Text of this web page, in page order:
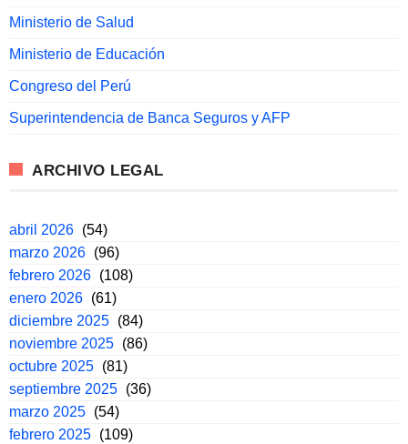
Ministerio de Salud
Ministerio de Educación
Congreso del Perú
Superintendencia de Banca Seguros y AFP
ARCHIVO LEGAL
abril 2026 (54)
marzo 2026 (96)
febrero 2026 (108)
enero 2026 (61)
diciembre 2025 (84)
noviembre 2025 (86)
octubre 2025 (81)
septiembre 2025 (36)
marzo 2025 (54)
febrero 2025 (109)